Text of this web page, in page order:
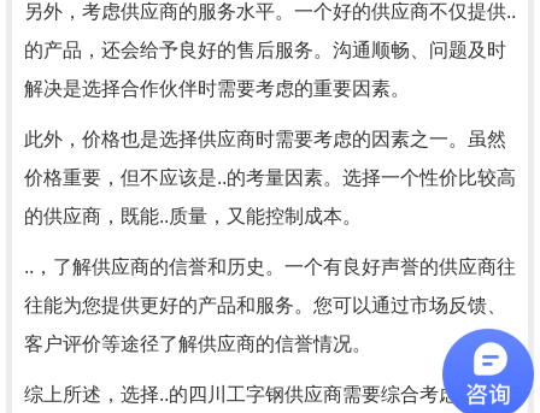
另外，考虑供应商的服务水平。一个好的供应商不仅提供..
的产品，还会给予良好的售后服务。沟通顺畅、问题及时
解决是选择合作伙伴时需要考虑的重要因素。
此外，价格也是选择供应商时需要考虑的因素之一。虽然
价格重要，但不应该是..的考量因素。选择一个性价比较高
的供应商，既能..质量，又能控制成本。
..，了解供应商的信誉和历史。一个有良好声誉的供应商往
往能为您提供更好的产品和服务。您可以通过市场反馈、
客户评价等途径了解供应商的信誉情况。
综上所述，选择..的四川工字钢供应商需要综合考虑多个方